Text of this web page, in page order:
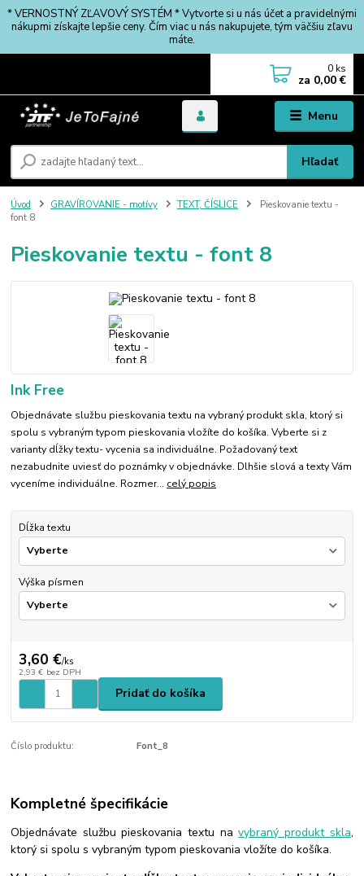
* VERNOSTNÝ ZĽAVOVÝ SYSTÉM * Vytvorte si u nás účet a pravidelnými
nákupmi získajte lepšie ceny. Čím viac u nás nakupujete, tým väčšiu zľavu
máte.
Menu
Hľadať
0 ks
za 0,00 €
Úvod GRAVÍROVANIE - motívy TEXT, ČÍSLICE
Pieskovanie textu -
font 8
Pieskovanie textu - font 8
Ink Free
Objednávate službu pieskovania textu na vybraný produkt skla, ktorý si
spolu s vybraným typom pieskovania vložíte do košíka. Vyberte si z
varianty dĺžky textu- vycenia sa individuálne. Požadovaný text
nezabudnite uviesť do poznámky v objednávke. Dlhšie slová a texty Vám
vyceníme individuálne. Rozmer... celý popis
Dĺžka textu
Výška písmen
3,60 €/ks
2,93 € bez DPH
Pridať do košíka
Číslo produktu: Font_8
Kompletné špecifikácie
Objednávate službu pieskovania textu navybraný produkt skla,
ktorý si spolu s vybraným typom pieskovania vložíte do košíka.